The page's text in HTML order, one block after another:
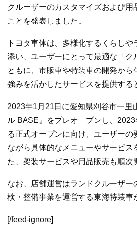
クルーザーのカスタマイズおよび用
ことを発表しました。
トヨタ車体は、多様化するくらしや
添い、ユーザーにとって最適な「ク
ともに、市販車や特装車の開発から
強みを活かしたサービスを提供する
2023年1月21日に愛知県刈谷市⼀⾥
ル BASE』をプレオープンし、
る正式オープンに向け、ユーザーの
ながら具体的なメニューやサービス
た、架装サービスや用品販売も順次
なお、店舗運営はランドクルーザー
検・整備事業を運営する東海特装車
[/feed-ignore]